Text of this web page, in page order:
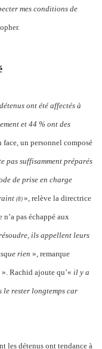
mes conditions de
ont été affectés à
et 44 % ont des
face, un personnel composé
pas suffisamment préparés
de prise en charge
(8) », relève la directrice
pas échappé aux
ils appellent leurs
rien », remarque
». Rachid ajoute qu’« il y a
le rester longtemps car
les détenus ont tendance à